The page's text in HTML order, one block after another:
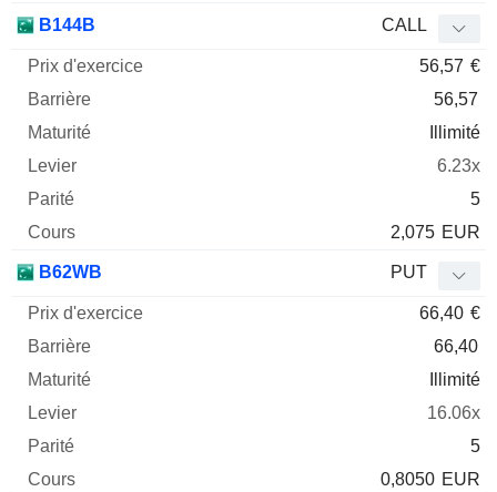
B144B CALL
56,57 €
56,57
Illimité
6.23x
5
2,075 EUR
B62WB PUT
66,40 €
66,40
Illimité
16.06x
5
0,8050 EUR